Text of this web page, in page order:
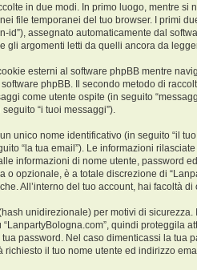
in due modi. In primo luogo, mentre
file temporanei del tuo browser. I primi
id”), assegnato automaticamente dal
gli argomenti letti da quelli ancora da
esterni al software phpBB mentre
phpBB. Il secondo metodo di
come utente ospite (in seguito
“i tuoi messaggi”).
unico nome identificativo (in seguito “il
“la tua email”). Le informazioni
informazioni di nome utente, password
o opzionale, è a totale discrezione di
All’interno del tuo account, hai facoltà
unidirezionale) per motivi di
quindi proteggila
password. Nel caso dimenticassi la tua
richiesto il tuo nome utente ed indirizzo